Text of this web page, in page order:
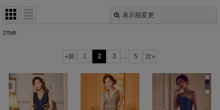
表示順変更
絞り込む
275件
«前 1 2 3 5 次»